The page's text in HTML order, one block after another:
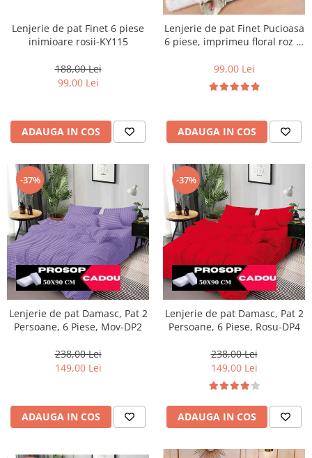
Lenjerie de pat Finet 6 piese
inimioare rosii-KY115
188,00 Lei
99,00 Lei
ADAUGA IN COS
Lenjerie de pat Finet Pucioasa
6 piese, imprimeu floral roz și
99,00 Lei
ADAUGA IN COS
-37%
Lenjerie de pat Damasc, Pat 2
Persoane, 6 Piese, Mov-DP2
238,00 Lei
149,00 Lei
ADAUGA IN COS
-37%
Lenjerie de pat Damasc, Pat 2
Persoane, 6 Piese, Rosu-DP4
238,00 Lei
149,00 Lei
ADAUGA IN COS